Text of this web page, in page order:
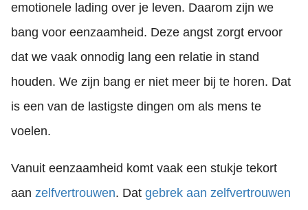
emotionele lading over je leven. Daarom zijn we
bang voor eenzaamheid. Deze angst zorgt ervoor
dat we vaak onnodig lang een relatie in stand
houden. We zijn bang er niet meer bij te horen. Dat
is een van de lastigste dingen om als mens te
voelen.
Vanuit eenzaamheid komt vaak een stukje tekort
aan zelfvertrouwen. Dat gebrek aan zelfvertrouwen